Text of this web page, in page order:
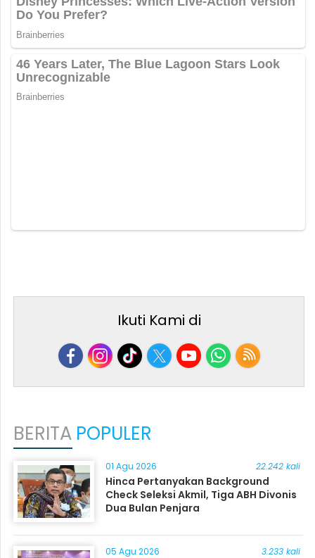
Ikuti Kami di
BERITA POPULER
01 Agu 2026 22.242 kali
Hinca Pertanyakan Background
Check Seleksi Akmil, Tiga ABH Divonis
Dua Bulan Penjara
05 Agu 2026 3.233 kali